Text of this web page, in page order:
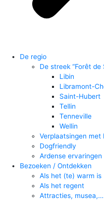
De regio
De streek “Forêt de
Libin
Libramont-
Saint-Hubert
Tellin
Tenneville
Wellin
Verplaatsingen
Dogfriendly
Ardense ervaringen
Bezoeken / Ontdekken
Als het (te) warm is
Als het regent
Attracties, musea,…